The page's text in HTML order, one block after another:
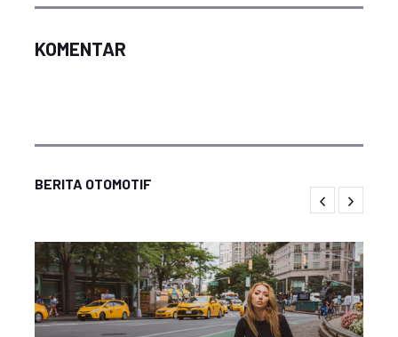
KOMENTAR
BERITA OTOMOTIF